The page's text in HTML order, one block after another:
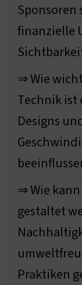
finanzielle
⇒ Wie
Technik ist
Designs
⇒ Wie
gestaltet
Praktiken